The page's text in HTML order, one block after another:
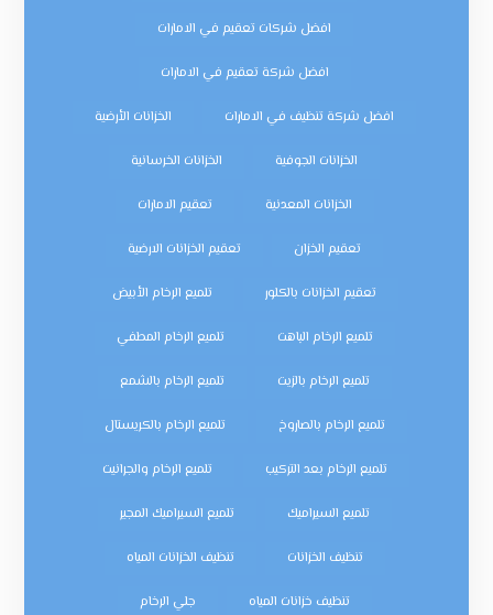
افضل شركات تعقيم في الامارات
افضل شركة تعقيم في الامارات
افضل شركة تنظيف في الامارات الخزانات الأرضية
الخزانات الجوفية الخزانات الخرسانية
الخزانات المعدنية تعقيم الامارات
تعقيم الخزان تعقيم الخزانات الارضية
تعقيم الخزانات بالكلور تلميع الرخام الأبيض
تلميع الرخام الباهت تلميع الرخام المطفي
تلميع الرخام بالزيت تلميع الرخام بالشمع
تلميع الرخام بالصاروخ تلميع الرخام بالكريستال
تلميع الرخام بعد التركيب تلميع الرخام والجرانيت
تلميع السيراميك تلميع السيراميك المجير
تنظيف الخزانات تنظيف الخزانات المياه
تنظيف خزانات المياه جلي الرخام